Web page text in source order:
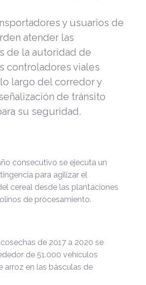
y usuarios de
atender las
de la autoridad de
controladores viales
largo del corredor y
de tránsito
su seguridad.
consecutivo se ejecuta un
para agilizar el
cereal desde las plantaciones
de procesamiento.
de 2017 a 2020 se
de 51.000 vehículos
arroz en las básculas de